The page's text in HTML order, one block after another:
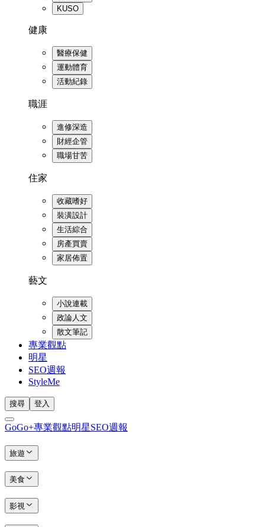
KUSO
健康
醫療保健
運動體育
活動紀錄
職涯
進修深造
財經企管
職場甘苦
住家
收藏嗜好
裝潢設計
生活綜合
房產買賣
家居佈置
藝文
小說連載
政論人文
散文筆記
專業觀點
明星
SEO週報
StyleMe
搜尋 登入
GoGo+專業觀點明星SEO週報
旅遊
美食
影視